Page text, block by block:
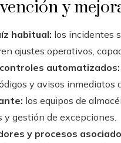
y
habitual: los incidentes
ajustes operativos,
automatizados:
y avisos inmediatos
los equipos de
gestión de excepciones.
y procesos